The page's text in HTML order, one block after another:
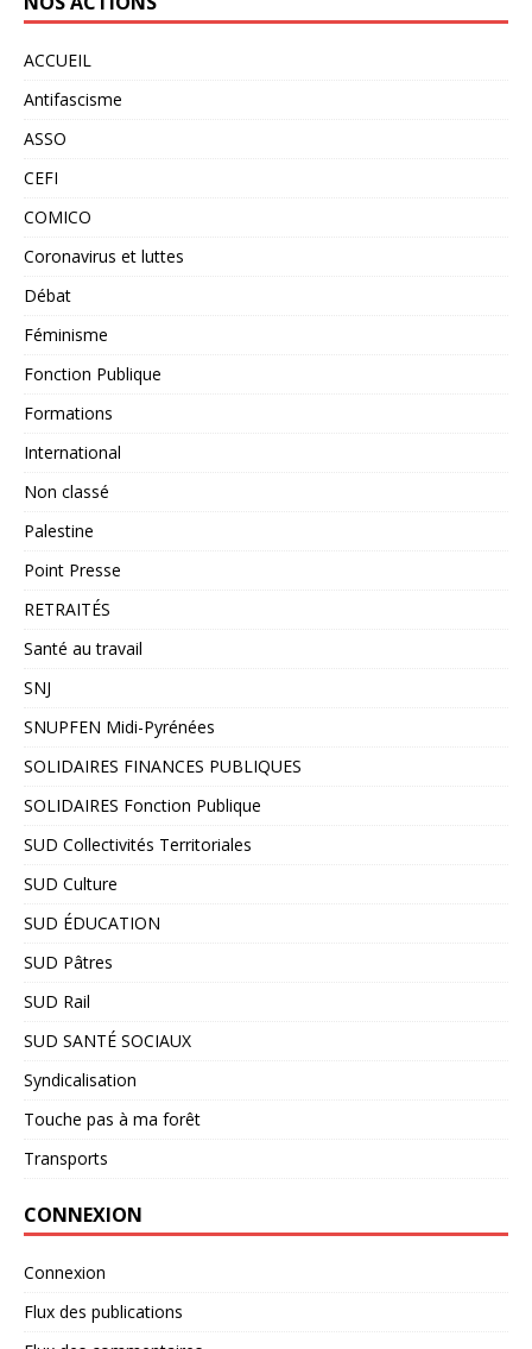
ACCUEIL
Antifascisme
ASSO
CEFI
COMICO
Coronavirus et luttes
Débat
Féminisme
Fonction Publique
Formations
International
Non classé
Palestine
Point Presse
RETRAITÉS
Santé au travail
SNJ
SNUPFEN Midi-Pyrénées
SOLIDAIRES FINANCES PUBLIQUES
SOLIDAIRES Fonction Publique
SUD Collectivités Territoriales
SUD Culture
SUD ÉDUCATION
SUD Pâtres
SUD Rail
SUD SANTÉ SOCIAUX
Syndicalisation
Touche pas à ma forêt
Transports
CONNEXION
Connexion
Flux des publications